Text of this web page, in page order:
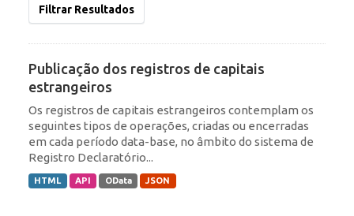
Filtrar Resultados
Publicação dos registros de capitais
estrangeiros
Os registros de capitais estrangeiros contemplam os
seguintes tipos de operações, criadas ou encerradas
em cada período data-base, no âmbito do sistema de
Registro Declaratório...
HTML API OData JSON